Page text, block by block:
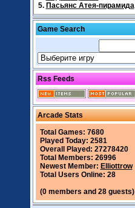
5. Пасьянс Атея-пирамида
Game Search
Rss Feeds
Arcade Stats
Total Games: 7680
Played Today: 2581
Overall Played: 27278420
Total Members: 26996
Newest Member: Elliottrow
Total Users Online: 28
(0 members and 28 guests)